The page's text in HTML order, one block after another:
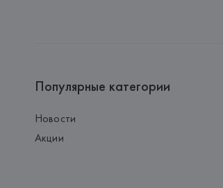
Популярные категории
Новости
Акции